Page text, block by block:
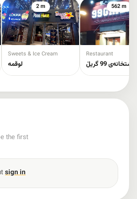
2 m
Sweets & Ice Cream
لوقمە
562 m
Restaurant
99 گریڵ
the first
sign in